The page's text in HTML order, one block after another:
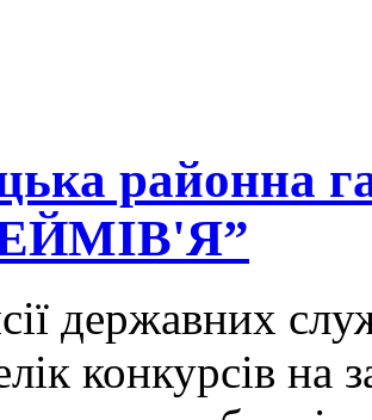
районна
державних
конкурсів на